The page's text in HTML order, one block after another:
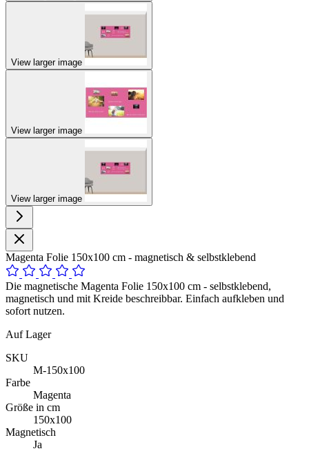
View larger image
View larger image
View larger image
Magenta Folie 150x100 cm - magnetisch & selbstklebend
Die magnetische Magenta Folie 150x100 cm - selbstklebend,
magnetisch und mit Kreide beschreibbar. Einfach aufkleben und
sofort nutzen.
Auf Lager
SKU
M-150x100
Farbe
Magenta
Größe in cm
150x100
Magnetisch
Ja